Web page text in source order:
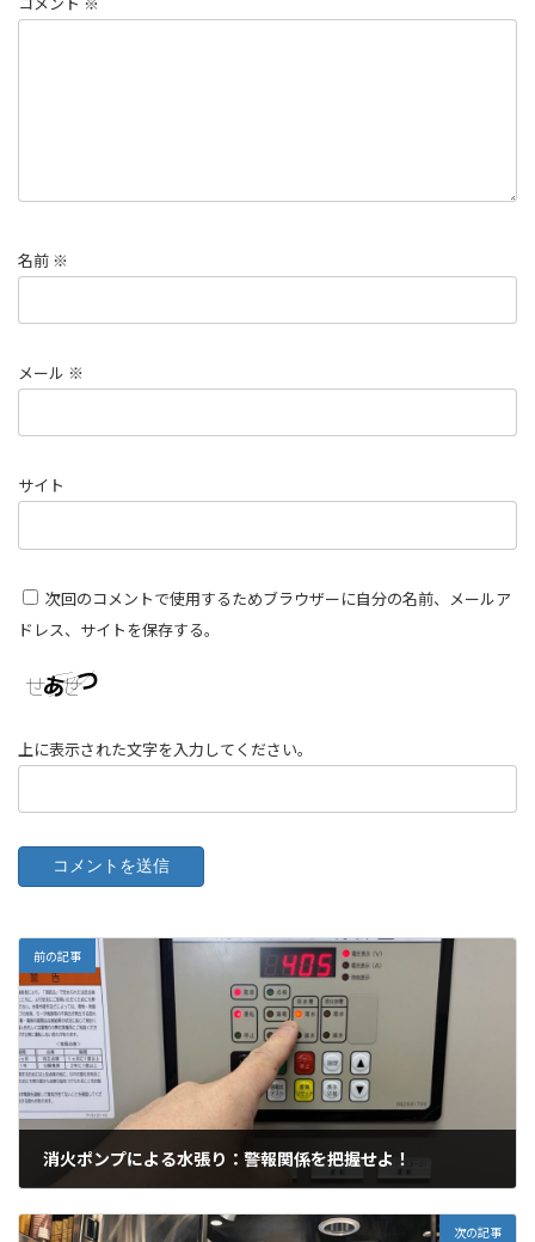
コメント ※
名前 ※
メール ※
サイト
次回のコメントで使用するためブラウザーに自分の名前、メールア
ドレス、サイトを保存する。
上に表示された文字を入力してください。
前の記事
消火ポンプによる水張り：警報関係を把握せよ！
次の記事